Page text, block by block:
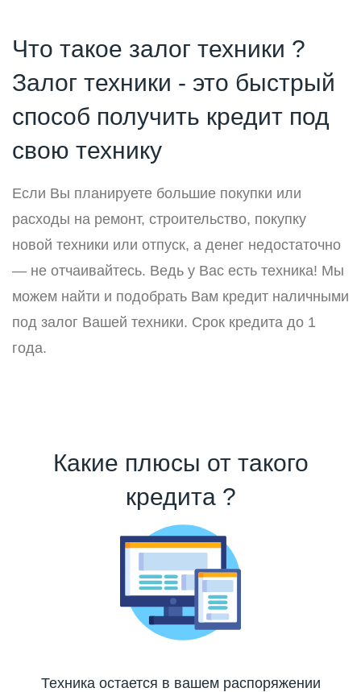
Что такое залог техники ?
Залог техники - это быстрый
способ получить кредит под
свою технику
Если Вы планируете большие покупки или
расходы на ремонт, строительство, покупку
новой техники или отпуск, а денег недостаточно
— не отчаивайтесь. Ведь у Вас есть техника! Мы
можем найти и подобрать Вам кредит наличными
под залог Вашей техники. Срок кредита до 1
года.
Какие плюсы от такого
кредита ?
Техника остается в вашем распоряжении